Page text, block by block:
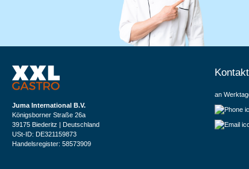
Juma International B.V.
Königsborner Straße 26a
39175 Biederitz | Deutschland
USt-ID: DE321159873
Handelsregister: 58573909
Kontakt
an